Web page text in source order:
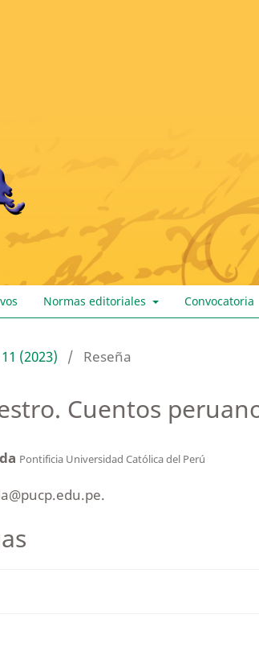
Normas editoriales Convocatoria
(2023) / Reseña
Cuentos
Pontificia Universidad Católica del Perú